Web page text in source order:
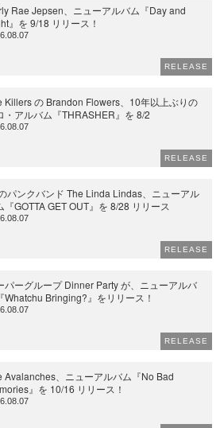
Rae Jepsen、ニューアルバム『Day and
』を 9/18 リリース！
RELEASE
Killers の Brandon Flowers、10年以上ぶりの
・アルバム『THRASHER』を 8/2
RELEASE
パンクバンド The Linda Lindas、ニューアル
『GOTTA GET OUT』を 8/28 リリース
RELEASE
パーグループ Dinner Party が、ニューアルバ
Whatchu Bringing?』をリリース！
RELEASE
Avalanches、ニューアルバム『No Bad
』を 10/16 リリース！